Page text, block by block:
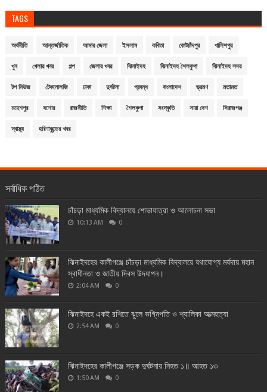
TAGS
অর্থনীতি আন্তর্জাতিক আমার জেলা ইসলাম কবিতা কোটচাঁদপুর খালিশপুর
খুন খেলার খবর গল্প জেলার খবর ঝিনাইদহ ঝিনাইদহ শৈলকুপা ঝিনাইদহ সদর
টপ নিউজ টেকনোলজি ঢাকা দুর্ঘটনা প্রবন্ধ বাংলাদেশ ভ্রমণ মতামত
মহেশপুর যশোর রাজনীতি শিক্ষা শৈলকুপা সংস্কৃতি সারা দেশ সিরাজগঞ্জ
স্বাস্থ্য হরিণাকুন্ডের খবর
সর্বাধিক পঠিত
চাঁচড়া মাধ্যমিক বিদ্যালয়ে শোভাযাত্রা ও আলোচনা সভা
10:13 AM 0
ঝিনাইদহের কালীগঞ্জে চাঁচড়া মাধ্যমিক বিদ্যালয়ে যথাযোগ্য মর্যদায় মহান
স্বাধীনতা ও জাতীয় দিবস উদযাপন।
2:04 AM 0
ঝিনাইদহে একই রশিতে ঝুলে ভগ্নিপতি ও শ্যালিকা আত্মহত্যা
2:54 AM 0
ঝিনাইদহের কালীগঞ্জে সড়ক দুর্ঘটনায় নিহত ১॥ আহত ১৩
1:50 AM 0